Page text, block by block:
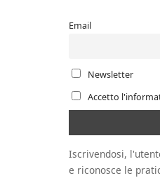
Email
Newsletter
Accetto
Iscrivendosi,
e riconosce le